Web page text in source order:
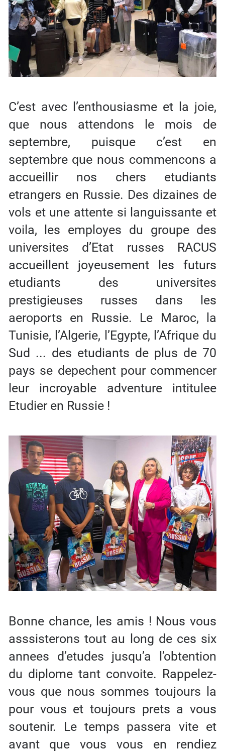
C’est avec l’enthousiasme et la joie,
que nous attendons le mois de
septembre, puisque c’est en
septembre que nous commencons a
accueillir nos chers etudiants
etrangers en Russie. Des dizaines de
vols et une attente si languissante et
voila, les employes du groupe des
universites d’Etat russes RACUS
accueillent joyeusement les futurs
etudiants des universites
prestigieuses russes dans les
aeroports en Russie. Le Maroc, la
Tunisie, l’Algerie, l’Egypte, l’Afrique du
Sud ... des etudiants de plus de 70
pays se depechent pour commencer
leur incroyable adventure intitulee
Etudier en Russie !
Bonne chance, les amis ! Nous vous
asssisterons tout au long de ces six
annees d’etudes jusqu’a l’obtention
du diplome tant convoite. Rappelez-
vous que nous sommes toujours la
pour vous et toujours prets a vous
soutenir. Le temps passera vite et
avant que vous vous en rendiez